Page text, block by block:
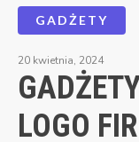
GADŻETY
20 kwietnia, 2024
LOGO